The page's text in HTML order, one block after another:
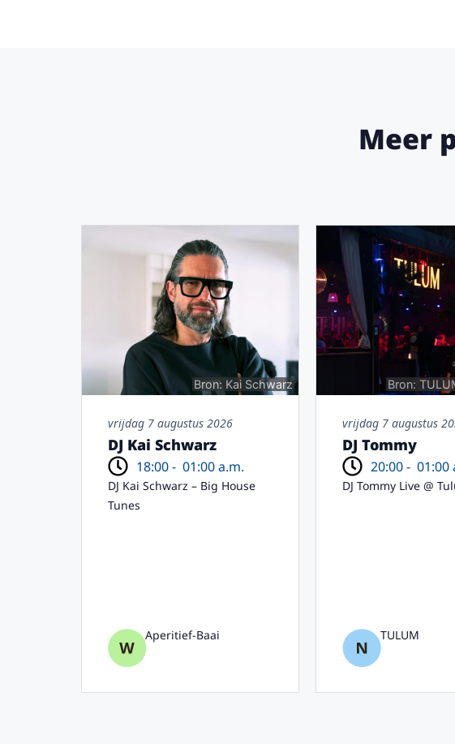
Meer
Bron: Kai Schwarz
vrijdag 7 augustus 2026
DJ Kai Schwarz
18:00 - 01:00 a.m.
DJ Kai Schwarz – Big House
Tunes
Aperitief-Baai
Bron:
vrijdag 7 augustus
DJ Tommy
20:00 - 01:00
DJ Tommy Live @
TULUM